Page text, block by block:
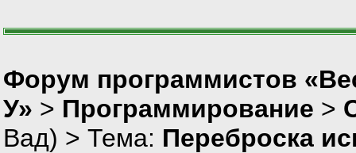
Форум программистов
У» > Программирование >
Вад) > Тема: Переброска